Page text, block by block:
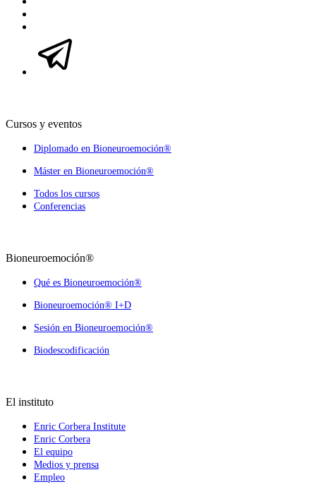
Cursos y eventos
Diplomado en Bioneuroemoción®
Máster en Bioneuroemoción®
Todos los cursos
Conferencias
Bioneuroemoción®
Qué es Bioneuroemoción®
Bioneuroemoción® I+D
Sesión en Bioneuroemoción®
Biodescodificación
El instituto
Enric Corbera Institute
Enric Corbera
El equipo
Medios y prensa
Empleo